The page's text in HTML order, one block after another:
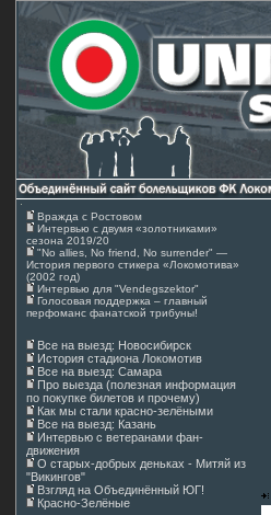
Вражда с Ростовом
Интервью с двумя «золотниками»
сезона 2019/20
"No allies, No friend, No surrender" —
История первого стикера «Локомотива»
(2002 год)
Интервью для "Vendegszektor"
Голосовая поддержка – главный
перфоманс фанатской трибуны!
Все на выезд: Новосибирск
История стадиона Локомотив
Все на выезд: Самара
Про выезда (полезная информация
по покупке билетов и прочему)
Как мы стали красно-зелёными
Все на выезд: Казань
Интервью с ветеранами фан-
движения
О старых-добрых деньках - Митяй из
"Викингов"
Взгляд на Объединённый ЮГ!
Красно-Зелёные